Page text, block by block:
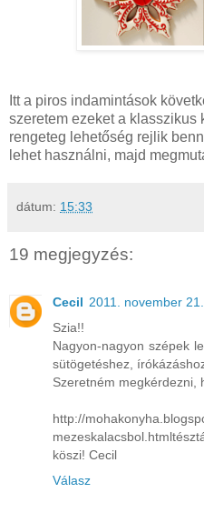
Itt a piros indamintások
szeretem ezeket a klasszikus
rengeteg lehetőség rejlik
lehet használni, majd
dátum: 15:33
19 megjegyzés:
Cecil 2011. november
Szia!!
Nagyon-nagyon szépek
sütögetéshez,
Szeretném megkérdezni,
http://
köszi! Cecil
Válasz